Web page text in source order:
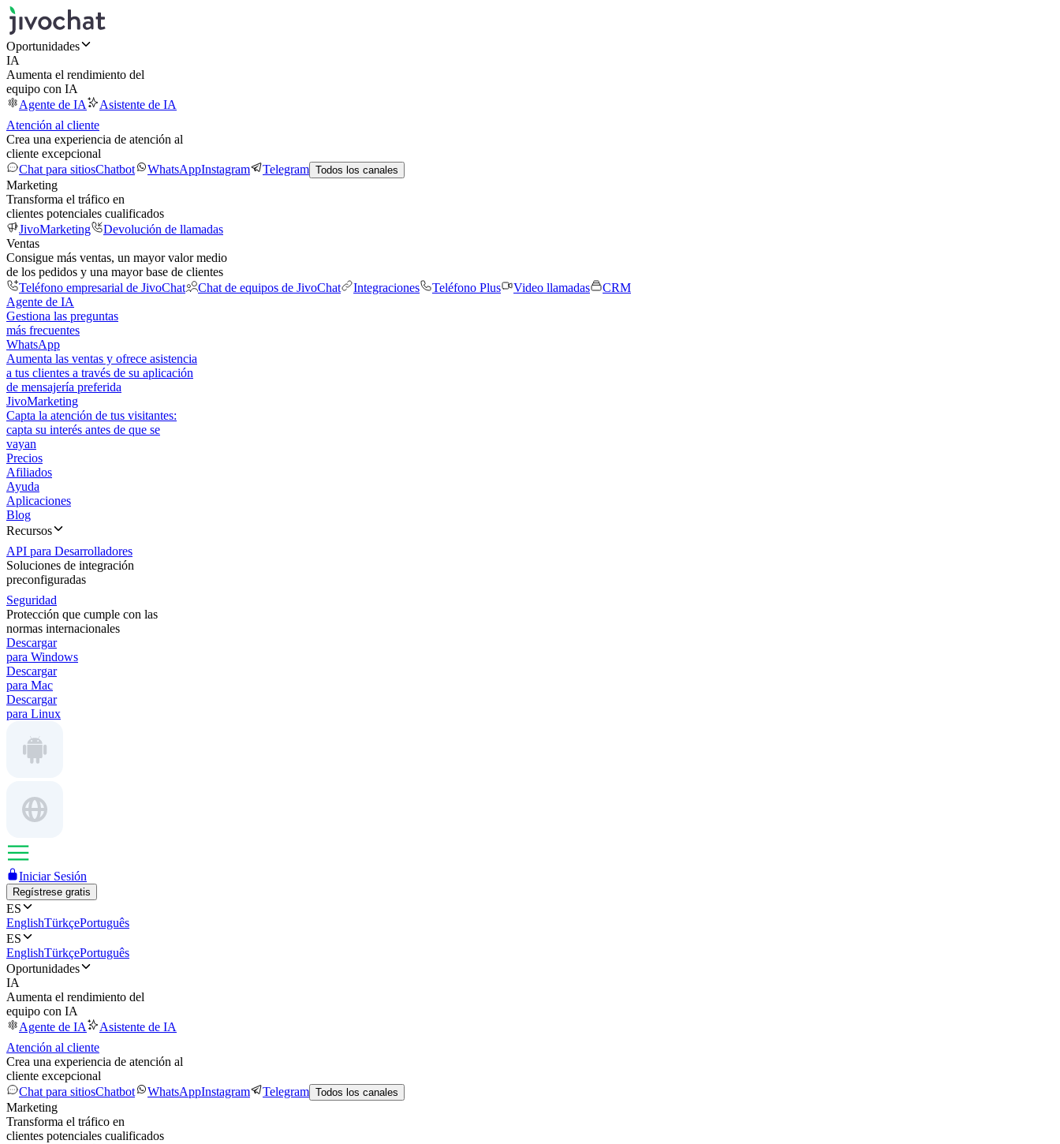
Oportunidades
IA
Aumenta el rendimiento del
equipo con IA
Agente de IA
Asistente de IA
Atención al cliente
Crea una experiencia de atención al
cliente excepcional
Chat para sitiosChatbot WhatsAppInstagram Telegram Todos los canales
Marketing
Transforma el tráfico en
clientes potenciales cualificados
JivoMarketing
Devolución de llamadas
Ventas
Consigue más ventas, un mayor valor medio
de los pedidos y una mayor base de clientes
Teléfono empresarial de JivoChat
Chat de equipos de JivoChat Integraciones Teléfono Plus Video llamadas
CRM
Agente de IA
Gestiona las preguntas
más frecuentes
WhatsApp
Aumenta las ventas y ofrece asistencia
a tus clientes a través de su aplicación
de mensajería preferida
JivoMarketing
Capta la atención de tus visitantes:
capta su interés antes de que se
vayan
Precios
Afiliados
Ayuda
Aplicaciones
Blog
Recursos
API para Desarrolladores
Soluciones de integración
preconfiguradas
Seguridad
Protección que cumple con las
normas internacionales
Descargar
para Windows
Descargar
para Mac
Descargar
para Linux
Iniciar Sesión
Regístrese gratis
ES
EnglishTürkçePortuguês
ES
EnglishTürkçePortuguês
Oportunidades
IA
Aumenta el rendimiento del
equipo con IA
Agente de IA
Asistente de IA
Atención al cliente
Crea una experiencia de atención al
cliente excepcional
Chat para sitiosChatbot WhatsAppInstagram Telegram Todos los canales
Marketing
Transforma el tráfico en
clientes potenciales cualificados